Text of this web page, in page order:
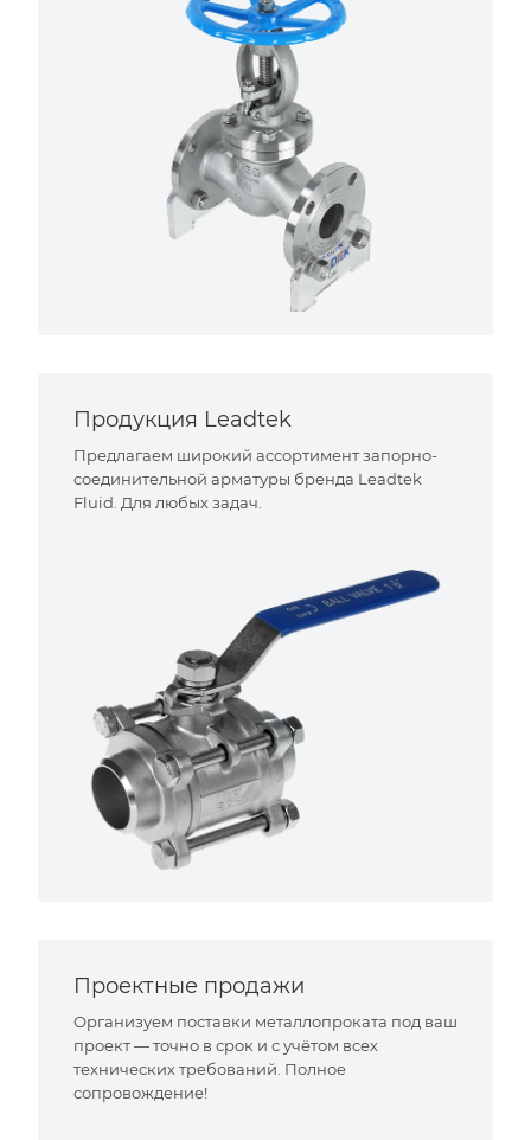
Продукция Leadtek
Предлагаем широкий ассортимент запорно-
соединительной арматуры бренда Leadtek
Fluid. Для любых задач.
Проектные продажи
Организуем поставки металлопроката под ваш
проект — точно в срок и с учётом всех
технических требований. Полное
сопровождение!